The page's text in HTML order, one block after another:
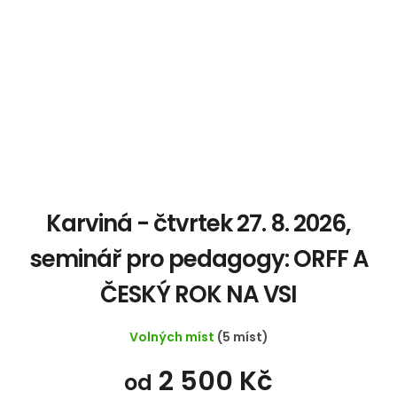
Karviná - čtvrtek 27. 8. 2026,
seminář pro pedagogy: ORFF A
ČESKÝ ROK NA VSI
Volných míst (5 míst)
od 2 500 Kč